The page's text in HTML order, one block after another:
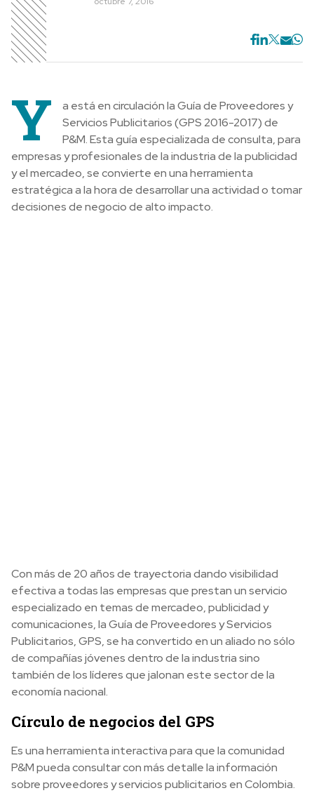
Y
a está en circulación la Guía de Proveedores y
Servicios Publicitarios (GPS 2016-2017) de
P&M. Esta guía especializada de consulta, para
empresas y profesionales de la industria de la publicidad
y el mercadeo, se convierte en una herramienta
estratégica a la hora de desarrollar una actividad o tomar
decisiones de negocio de alto impacto.
Con más de 20 años de trayectoria dando visibilidad
efectiva a todas las empresas que prestan un servicio
especializado en temas de mercadeo, publicidad y
comunicaciones, la Guía de Proveedores y Servicios
Publicitarios, GPS, se ha convertido en un aliado no sólo
de compañías jóvenes dentro de la industria sino
también de los líderes que jalonan este sector de la
economía nacional.
Círculo de negocios del GPS
Es una herramienta interactiva para que la comunidad
P&M pueda consultar con más detalle la información
sobre proveedores y servicios publicitarios en Colombia.